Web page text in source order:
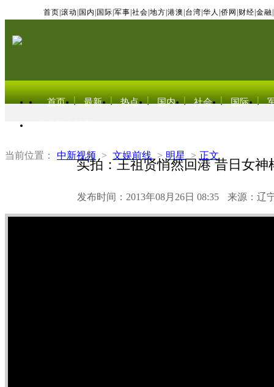
首页 滚动 国内 国际 军事 社会 地方 港澳 台湾 华人 侨网 财经 金融
首页 最新 热点 国内 社会 国际
当前位置： 中新视频 > 文娱前线 > 明星 > 正文
实拍：王祖贤悄然回港 昔日女神
发布时间：2013年08月26日 08:35 来源：辽